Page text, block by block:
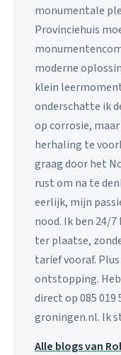
monumentale
Provinciehuis
moderne
klein
onderschatte ik
op corrosie,
herhaling te
graag door het
rust om na te
eerlijk, mijn
nood. Ik ben 24/
ter plaatse,
tarief vooraf.
ontstopping.
direct op 085
groningen.nl. Ik
Alle blogs van